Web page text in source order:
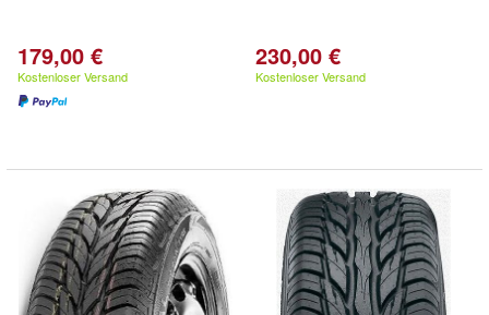
179,00 €
Kostenloser Versand
230,00 €
Kostenloser Versand